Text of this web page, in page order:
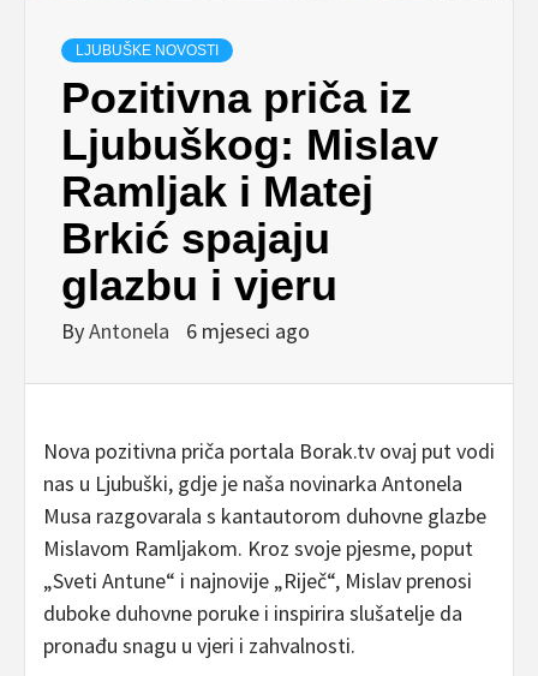
LJUBUŠKE NOVOSTI
Pozitivna priča iz
Ljubuškog: Mislav
Ramljak i Matej
Brkić spajaju
glazbu i vjeru
ByAntonela 6 mjeseci ago
Nova pozitivna priča portala Borak.tv ovaj put vodi
nas u Ljubuški, gdje je naša novinarka Antonela
Musa razgovarala s kantautorom duhovne glazbe
Mislavom Ramljakom. Kroz svoje pjesme, poput
„Sveti Antune“ i najnovije „Riječ“, Mislav prenosi
duboke duhovne poruke i inspirira slušatelje da
pronađu snagu u vjeri i zahvalnosti.